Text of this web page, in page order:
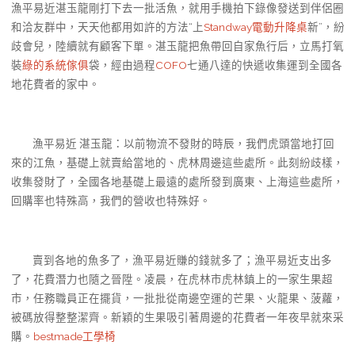
漁平易近湛玉龍剛打下去一批活魚，就用手機拍下錄像發送到伴侶圈
和洽友群中，天天他都用如許的方法“上Standway電動升降桌新”，紛
歧會兒，陸續就有顧客下單。湛玉龍把魚帶回自家魚行后，立馬打氧
裝綠的系統傢俱袋，經由過程COFO七通八達的快遞收集運到全國各
地花費者的家中。
漁平易近 湛玉龍：以前物流不發財的時辰，我們虎頭當地打回
來的江魚，基礎上就賣給當地的、虎林周邊這些處所。此刻紛歧樣，
收集發財了，全國各地基礎上最遠的處所發到廣東、上海這些處所，
回購率也特殊高，我們的營收也特殊好。
賣到各地的魚多了，漁平易近賺的錢就多了；漁平易近支出多
了，花費潛力也隨之晉陞。凌晨，在虎林市虎林鎮上的一家生果超
市，任務職員正在擺貨，一批批從南邊空運的芒果、火龍果、菠蘿，
被碼放得整整潔齊。新穎的生果吸引著周邊的花費者一年夜早就來采
購。 bestmade工學椅